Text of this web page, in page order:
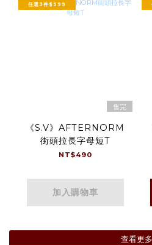
任選3件$999
售完
《S.V》AFTERNORM
街頭拉長字母短T
NT$490
加入購物車
查看更多